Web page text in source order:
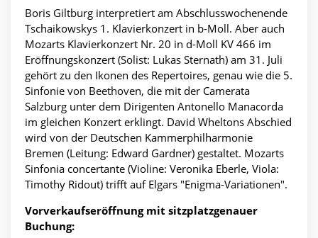
Boris Giltburg interpretiert am Abschlusswochenende
Tschaikowskys 1. Klavierkonzert in b-Moll. Aber auch
Mozarts Klavierkonzert Nr. 20 in d-Moll KV 466 im
Eröffnungskonzert (Solist: Lukas Sternath) am 31. Juli
gehört zu den Ikonen des Repertoires, genau wie die 5.
Sinfonie von Beethoven, die mit der Camerata
Salzburg unter dem Dirigenten Antonello Manacorda
im gleichen Konzert erklingt. David Wheltons Abschied
wird von der Deutschen Kammerphilharmonie
Bremen (Leitung: Edward Gardner) gestaltet. Mozarts
Sinfonia concertante (Violine: Veronika Eberle, Viola:
Timothy Ridout) trifft auf Elgars "Enigma-Variationen".
Vorverkaufseröffnung mit sitzplatzgenauer
Buchung: